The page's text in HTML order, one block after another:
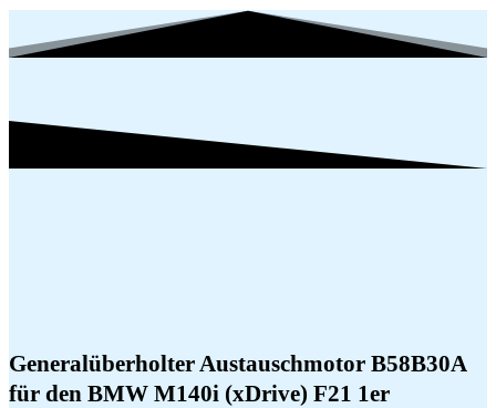
Generalüberholter Austauschmotor B58B30A
für den BMW M140i (xDrive) F21 1er